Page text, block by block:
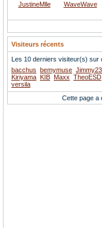
JustineMlle WaveWave
Visiteurs récents
Les 10 derniers visiteur(s) sur
bacchus bemymuse
Kiriyama KIB Maxx TheoESD
versila
Cette page a